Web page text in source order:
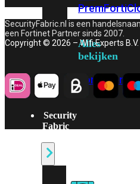
Prem
Alles
bekijken
FortiClient
Security
Fabric
SecurityFabric.nl is een
een Fortinet Partner sinds 2007.
Copyright © 2026 – Wifi Experts B.V.